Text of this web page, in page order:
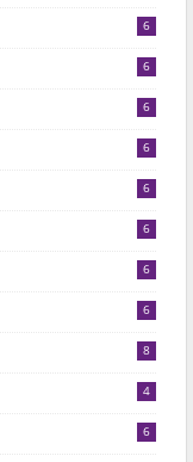
6
6
6
6
6
6
6
6
8
4
6